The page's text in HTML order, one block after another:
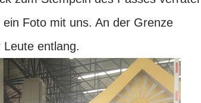
Foto mit uns. An der Grenze
entlang.